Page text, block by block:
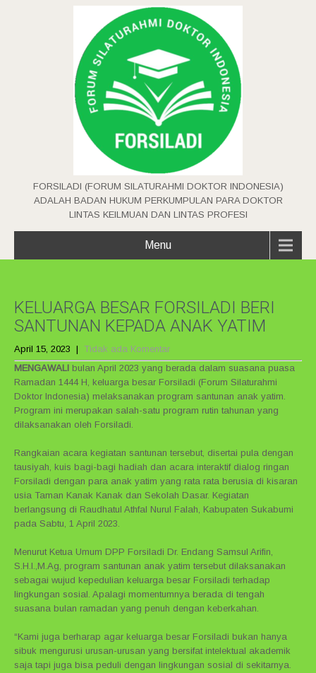
FORSILADI (FORUM SILATURAHMI DOKTOR INDONESIA)
ADALAH BADAN HUKUM PERKUMPULAN PARA DOKTOR
LINTAS KEILMUAN DAN LINTAS PROFESI
Menu
KELUARGA BESAR FORSILADI BERI
SANTUNAN KEPADA ANAK YATIM
April 15, 2023 | Tidak ada Komentar
MENGAWALI bulan April 2023 yang berada dalam suasana puasa
Ramadan 1444 H, keluarga besar Forsiladi (Forum Silaturahmi
Doktor Indonesia) melaksanakan program santunan anak yatim.
Program ini merupakan salah-satu program rutin tahunan yang
dilaksanakan oleh Forsiladi.
Rangkaian acara kegiatan santunan tersebut, disertai pula dengan
tausiyah, kuis bagi-bagi hadiah dan acara interaktif dialog ringan
Forsiladi dengan para anak yatim yang rata rata berusia di kisaran
usia Taman Kanak Kanak dan Sekolah Dasar. Kegiatan
berlangsung di Raudhatul Athfal Nurul Falah, Kabupaten Sukabumi
pada Sabtu, 1 April 2023.
Menurut Ketua Umum DPP Forsiladi Dr. Endang Samsul Arifin,
S.H.I.,M.Ag, program santunan anak yatim tersebut dilaksanakan
sebagai wujud kepedulian keluarga besar Forsiladi terhadap
lingkungan sosial. Apalagi momentumnya berada di tengah
suasana bulan ramadan yang penuh dengan keberkahan.
“Kami juga berharap agar keluarga besar Forsiladi bukan hanya
sibuk mengurusi urusan-urusan yang bersifat intelektual akademik
saja tapi juga bisa peduli dengan lingkungan sosial di sekitarnya.